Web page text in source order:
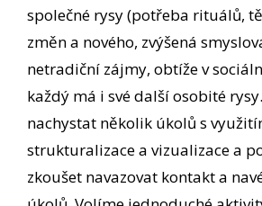
společné rysy (potřeba rituálů,
změn a nového, zvýšená
netradiční zájmy, obtíže v
každý má i své další osobité
nachystat několik úkolů s
strukturalizace a vizualizace a
zkoušet navazovat kontakt a